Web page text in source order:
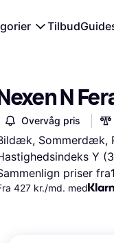
Tilbud
N
Overvåg pris
Sommerdæk,
Y
priser fra
427 kr./md. med